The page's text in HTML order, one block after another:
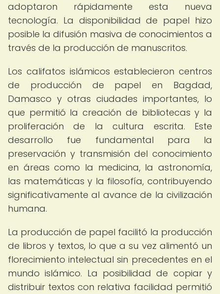
adoptaron rápidamente esta nueva
tecnología. La disponibilidad de papel hizo
posible la difusión masiva de conocimientos a
través de la producción de manuscritos.
Los califatos islámicos establecieron centros
de producción de papel en Bagdad,
Damasco y otras ciudades importantes, lo
que permitió la creación de bibliotecas y la
proliferación de la cultura escrita. Este
desarrollo fue fundamental para la
preservación y transmisión del conocimiento
en áreas como la medicina, la astronomía,
las matemáticas y la filosofía, contribuyendo
significativamente al avance de la civilización
humana.
La producción de papel facilitó la producción
de libros y textos, lo que a su vez alimentó un
florecimiento intelectual sin precedentes en el
mundo islámico. La posibilidad de copiar y
distribuir textos con relativa facilidad permitió